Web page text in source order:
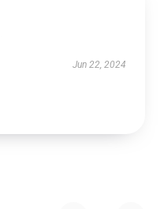
Jun 22, 2024